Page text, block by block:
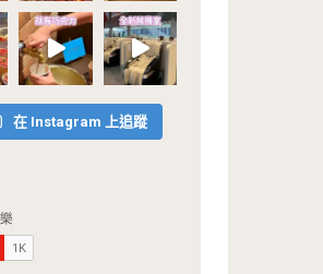
在 Instagram 上追蹤